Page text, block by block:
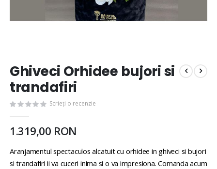
Ghiveci Orhidee bujori si
trandafiri
Scrieți o recenzie
1.319,00 RON
Aranjamentul spectaculos alcatuit cu orhidee in ghiveci si bujori
si trandafiri ii va cuceri inima si o va impresiona. Comanda acum